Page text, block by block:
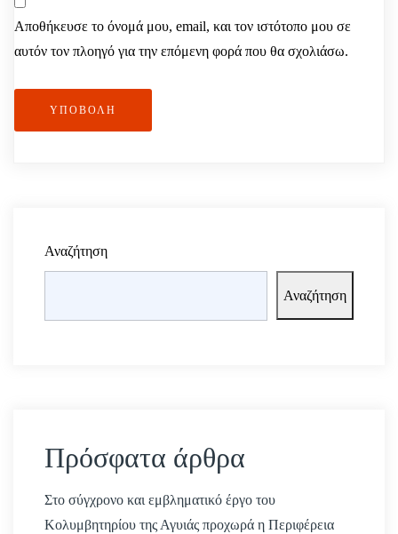
Αποθήκευσε το όνομά μου, email, και τον ιστότοπο μου σε
αυτόν τον πλοηγό για την επόμενη φορά που θα σχολιάσω.
ΥΠΟΒΟΛΉ
Αναζήτηση
Αναζήτηση
Πρόσφατα άρθρα
Στο σύγχρονο και εμβληματικό έργο του
Κολυμβητηρίου της Αγυιάς προχωρά η Περιφέρεια